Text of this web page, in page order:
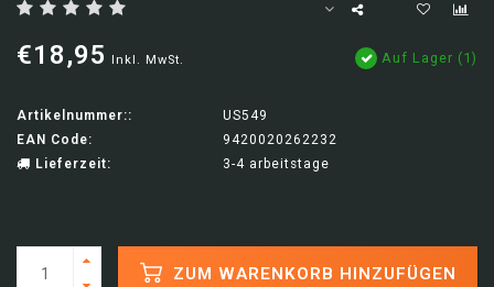
€18,95 Inkl. MwSt. Auf Lager (1)
Artikelnummer::
US549
EAN Code:
9420020262232
Lieferzeit:
3-4 arbeitstage
ZUM WARENKORB HINZUFÜGEN